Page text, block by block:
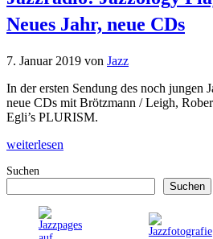
Neues Jahr, neue CDs
7. Januar 2019 von Jazz
In der ersten Sendung des noch jungen
neue CDs mit Brötzmann / Leigh,
Egli’s PLURISM.
weiterlesen
Suchen
Suchen